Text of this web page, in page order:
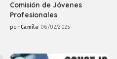
Comisión de Jóvenes
Profesionales
Posted
por Camila 06/02/2025